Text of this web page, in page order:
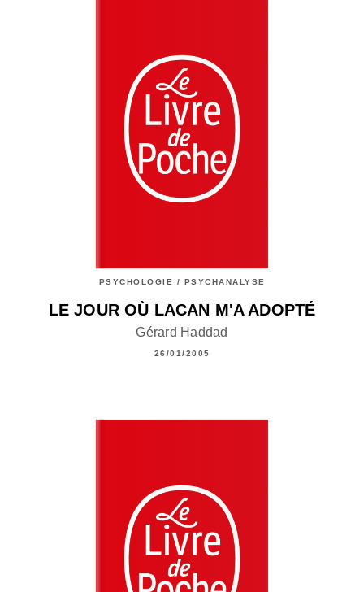
PSYCHOLOGIE / PSYCHANALYSE
LE JOUR OÙ LACAN M'A ADOPTÉ
Gérard Haddad
26/01/2005